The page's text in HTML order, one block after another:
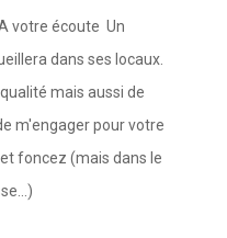
votre écoute Un
dans ses locaux.
mais aussi de
m'engager pour votre
foncez (mais dans le